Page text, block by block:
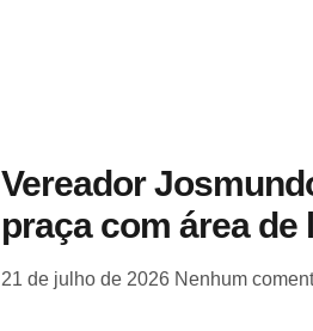
Vereador
praça com área de
21 de julho de 2026 Nenhum